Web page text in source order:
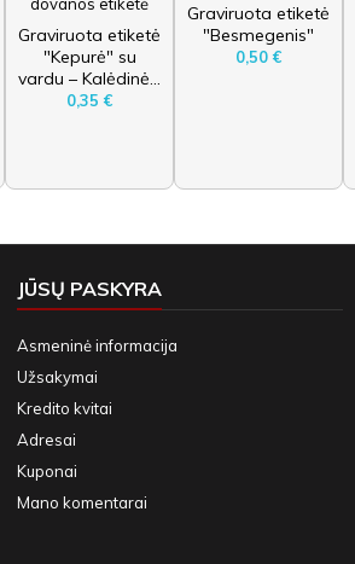
Graviruota etiketė
"Kepurė" su
vardu – Kalėdinė...
0,35 €
Graviruota etiketė
"Besmegenis"
0,50 €
JŪSŲ PASKYRA
Asmeninė informacija
Užsakymai
Kredito kvitai
Adresai
Kuponai
Mano komentarai